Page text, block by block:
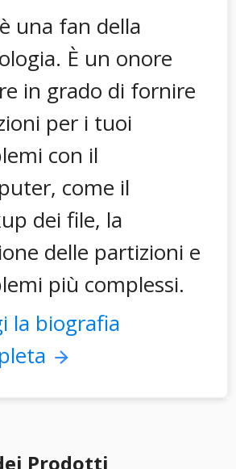
una fan della
È un onore
in grado di fornire
per i tuoi
con il
come il
dei file, la
delle partizioni e
più complessi.
la biografia
Prodotti